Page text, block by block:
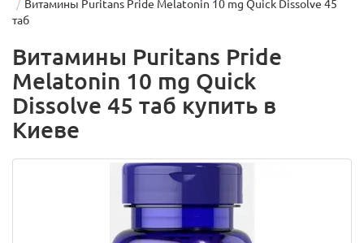
Витамины Puritans Pride Melatonin 10 mg Quick Dissolve 45
таб
Витамины Puritans Pride
Melatonin 10 mg Quick
Dissolve 45 таб купить в
Киеве